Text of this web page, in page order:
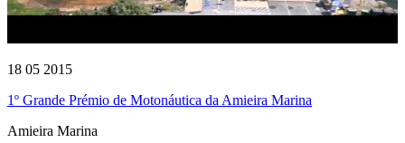
18 05 2015
1º Grande Prémio de Motonáutica da Amieira Marina
Amieira Marina